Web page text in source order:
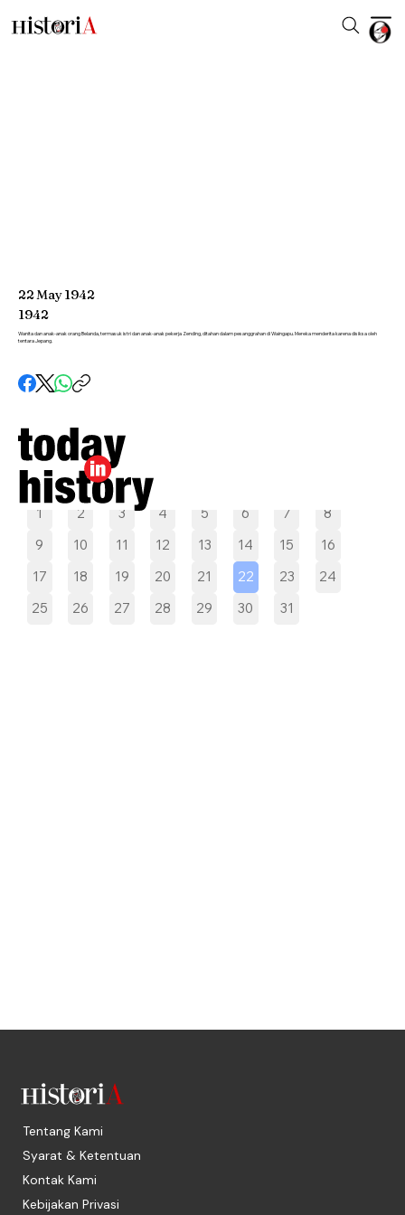
Pilih tanggal
1 2 3 4 5 6 7
8
9
10 11 12 13 14 15
16
17
18 19 20 21 22 23
24
25
26 27 28 29 30 31
22May1942
1942
Wanita dan anak-anak orang Belanda, termasuk istri dan anak-anak pekerja Zending, ditahan dalam pesanggrahan di Waingapu. Mereka menderita karena disiksa oleh
tentara Jepang.
Tentang Kami
Syarat & Ketentuan
Kontak Kami
Kebijakan Privasi